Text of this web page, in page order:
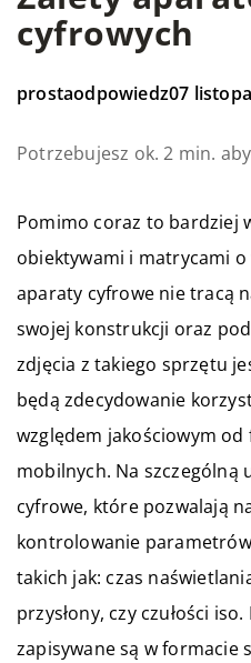
cyfrowych
prostaodpowiedz07
Potrzebujesz ok. 2 min.
Pomimo coraz to bardziej
obiektywami i matrycami
aparaty cyfrowe nie tracą
swojej konstrukcji oraz
zdjęcia z takiego sprzętu
będą zdecydowanie
względem jakościowym
mobilnych. Na szczególną
cyfrowe, które pozwalają
kontrolowanie
takich jak: czas
przysłony, czy czułości
zapisywane są w formacie